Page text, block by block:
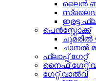
ലൈൻ
സ്ലൈഡ്
ഇരട്ട
പെൻസ്റ്റോക്ക്
ചുമരിൽ
ചാനൽ
ഫ്ലാപ്പ് ഗേറ്റ്
നൈഫ് ഗേറ്റ്
ഗേറ്റ് വാൽവ്